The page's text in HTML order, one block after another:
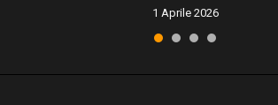
1 Aprile 2026